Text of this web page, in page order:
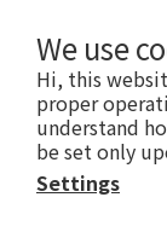
We use
Hi, this
proper
understand
be set only
Settings
提醒您，我
聯瑩國際